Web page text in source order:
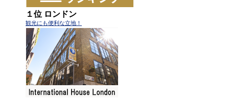
１位 ロンドン
観光にも便利な立地！